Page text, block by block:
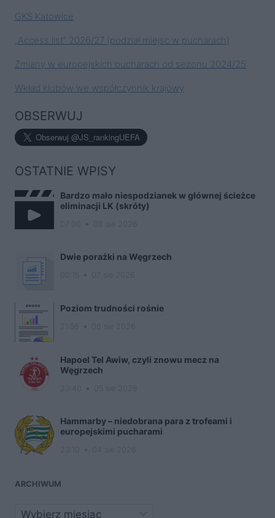
GKS Katowice
„Access list” 2026/27 (podział miejsc w pucharach)
Zmiany w europejskich pucharach od sezonu 2024/25
Wkład klubów we współczynnik krajowy
OBSERWUJ
OSTATNIE WPISY
Bardzo mało niespodzianek w głównej ścieżce
eliminacji LK (skróty)
Dwie porażki na Węgrzech
Poziom trudności rośnie
Hapoel Tel Awiw, czyli znowu mecz na
Węgrzech
Hammarby – niedobrana para z trofeami i
europejskimi pucharami
ARCHIWUM
Archiwa